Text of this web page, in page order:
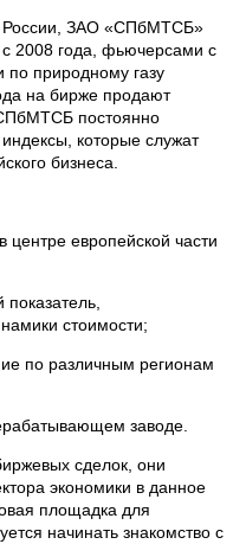
России, ЗАО «СПбМТСБ»
2008 года, фьючерсами с
по природному газу
на бирже продают
постоянно
которые служат
бизнеса.
европейской части
стоимости;
по различным регионам
заводе.
сделок, они
экономики в данное
площадка для
начинать знакомство с